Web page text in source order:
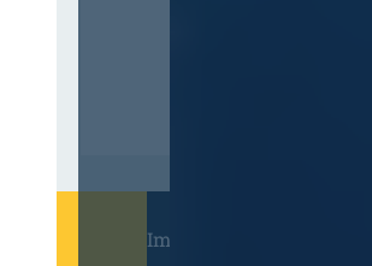
Immer informiert bleiben!